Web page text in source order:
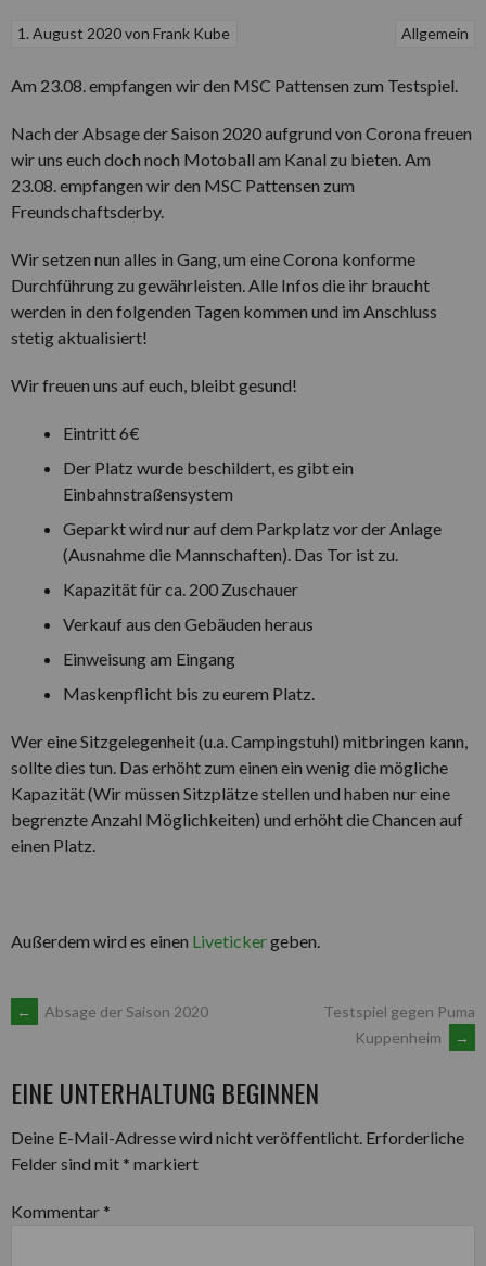
Allgemein
1. August 2020vonFrank Kube
Am 23.08. empfangen wir den MSC Pattensen zum Testspiel.
Nach der Absage der Saison 2020 aufgrund von Corona freuen
wir uns euch doch noch Motoball am Kanal zu bieten. Am
23.08. empfangen wir den MSC Pattensen zum
Freundschaftsderby.
Wir setzen nun alles in Gang, um eine Corona konforme
Durchführung zu gewährleisten. Alle Infos die ihr braucht
werden in den folgenden Tagen kommen und im Anschluss
stetig aktualisiert!
Wir freuen uns auf euch, bleibt gesund!
Eintritt 6€
Der Platz wurde beschildert, es gibt ein
Einbahnstraßensystem
Geparkt wird nur auf dem Parkplatz vor der Anlage
(Ausnahme die Mannschaften). Das Tor ist zu.
Kapazität für ca. 200 Zuschauer
Verkauf aus den Gebäuden heraus
Einweisung am Eingang
Maskenpflicht bis zu eurem Platz.
Wer eine Sitzgelegenheit (u.a. Campingstuhl) mitbringen kann,
sollte dies tun. Das erhöht zum einen ein wenig die mögliche
Kapazität (Wir müssen Sitzplätze stellen und haben nur eine
begrenzte Anzahl Möglichkeiten) und erhöht die Chancen auf
einen Platz.
Außerdem wird es einen Livetickergeben.
ARTIKEL-
NAVIGATION
← Absage der Saison 2020
Testspiel gegen Puma
Kuppenheim
→
EINE UNTERHALTUNG BEGINNEN
Deine E-Mail-Adresse wird nicht veröffentlicht. Erforderliche
Felder sind mit * markiert
Kommentar *